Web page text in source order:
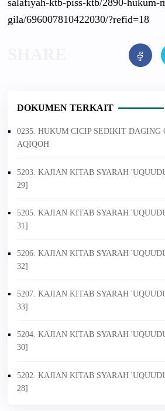
gila/696007810422030/?refid=18
DOKUMEN TERKAIT
0235. HUKUM CICIP SEDIKIT DAGING
AQIQOH
5203. KAJIAN KITAB SYARAH
29]
5205. KAJIAN KITAB SYARAH
31]
5206. KAJIAN KITAB SYARAH
32]
5207. KAJIAN KITAB SYARAH
33]
5204. KAJIAN KITAB SYARAH
30]
5202. KAJIAN KITAB SYARAH
28]